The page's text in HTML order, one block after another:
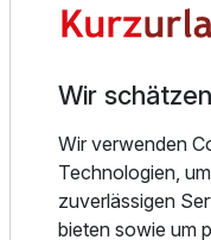
Für 5 Tage
Doppelzimmer
2 Erwachsene und 2
Die Villa wurde
Hotel mit Gaststätte
Die günstige und
schon die Anreise zu
Den Eingang zum
Wir
Wir verwenden
Technologien,
zuverlässigen
bieten sowie um